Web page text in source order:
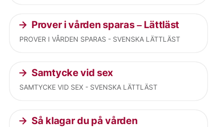
Prover i vården sparas – Lättläst
PROVER I VÅRDEN SPARAS - SVENSKA LÄTTLÄST
Samtycke vid sex
SAMTYCKE VID SEX - SVENSKA LÄTTLÄST
Så klagar du på vården